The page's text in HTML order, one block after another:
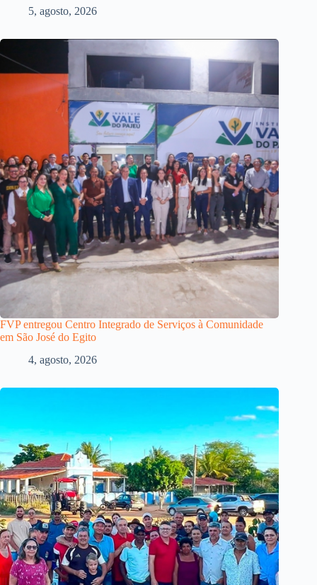
5, agosto, 2026
FVP entregou Centro Integrado de Serviços à Comunidade
em São José do Egito
4, agosto, 2026